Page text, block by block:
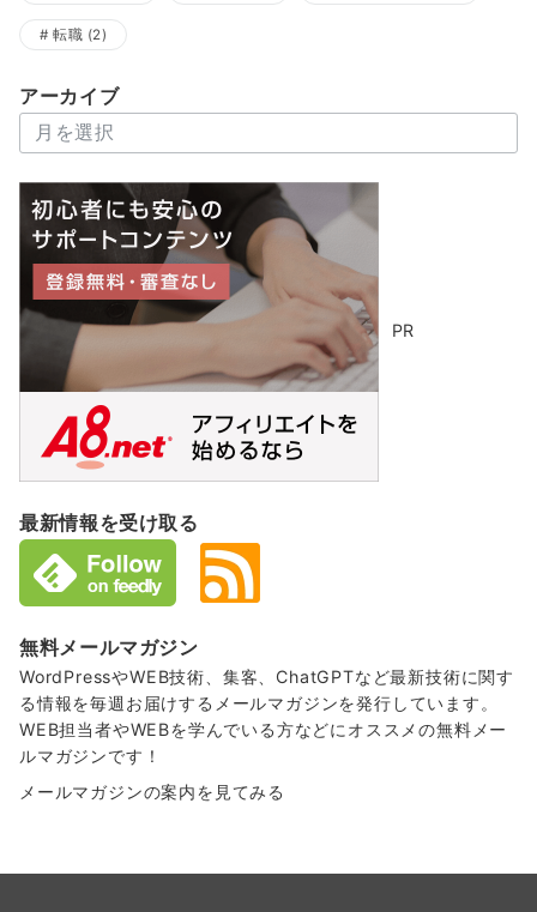
転職 (2)
アーカイブ
ー
イ
ブ
PR
最新情報を受け取る
無料メールマガジン
WordPressやWEB技術、集客、ChatGPTなど最新技術に関す
る情報を毎週お届けするメールマガジンを発行しています。
WEB担当者やWEBを学んでいる方などにオススメの無料メー
ルマガジンです！
メールマガジンの案内を見てみる